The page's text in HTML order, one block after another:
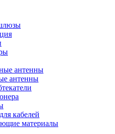
антенны
антенны
кабелей
материалы